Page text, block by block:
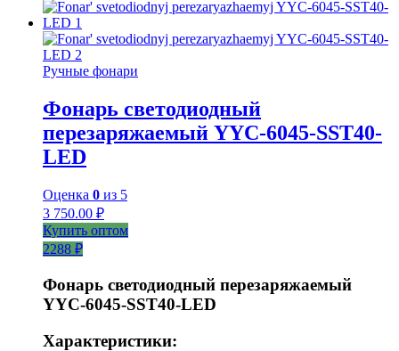
Ручные фонари
Фонарь светодиодный
перезаряжаемый YYC-6045-SST40-
LED
Оценка 0 из 5
3 750.00 ₽
Купить оптом
2288 ₽
Фонарь светодиодный перезаряжаемый
YYC-6045-SST40-LED
Характеристики: